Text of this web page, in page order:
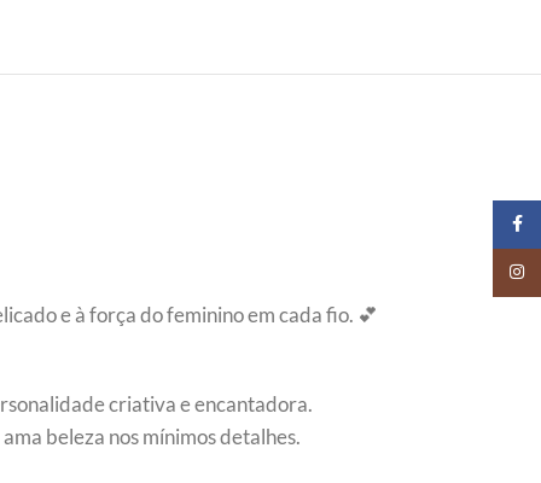
e à força do feminino em cada fio. 💕
criativa e encantadora.
beleza nos mínimos detalhes.